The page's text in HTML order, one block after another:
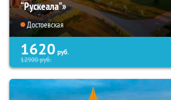
“Рускеала"»
Достоевская
1620 руб.
12900руб.